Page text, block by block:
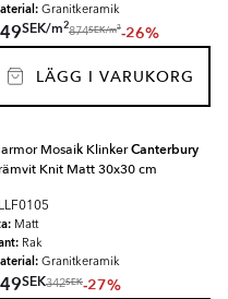
Granitkeramik
SEK/m2
874SEK/m2-26%
LÄGG I VARUKORG
Mosaik KlinkerCanterbury
Knit Matt 30x30 cm
Matt
Rak
Granitkeramik
SEK342SEK-27%